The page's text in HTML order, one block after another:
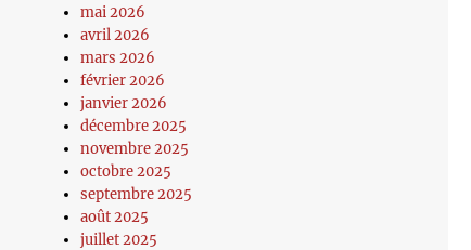
mai 2026
avril 2026
mars 2026
février 2026
janvier 2026
décembre 2025
novembre 2025
octobre 2025
septembre 2025
août 2025
juillet 2025